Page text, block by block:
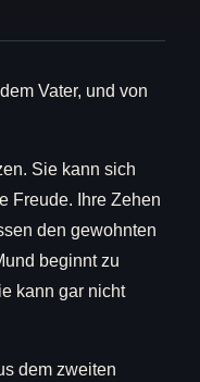
Vater, und von
Sie kann sich
Freude. Ihre Zehen
den gewohnten
beginnt zu
kann gar nicht
dem zweiten